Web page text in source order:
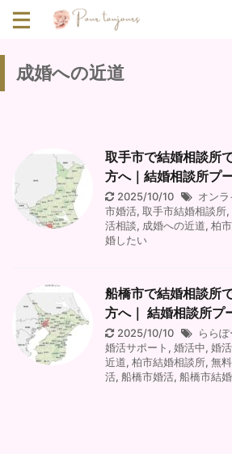
成婚への近道
取手市で結婚相談所
方へ｜結婚相談所プ
2025/10/10 オン
市婚活, 取手市結婚相談所,
活相談, 成婚への近道, 柏
婚したい
船橋市で結婚相談所
方へ｜ 結婚相談所プ
2025/10/10 らら
婚活サポート , 婚活中, 婚
近道, 柏市結婚相談所, 無
活, 船橋市婚活, 船橋市結